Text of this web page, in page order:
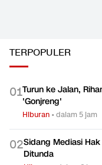
TERPOPULER
01Turun ke Jalan,
'Gonjreng'
Hiburan •dalam 5 jam
02Sidang Mediasi
Ditunda